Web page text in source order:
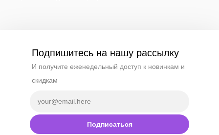
Подпишитесь на нашу рассылку
И получите еженедельный доступ к новинкам и
скидкам
Подписаться